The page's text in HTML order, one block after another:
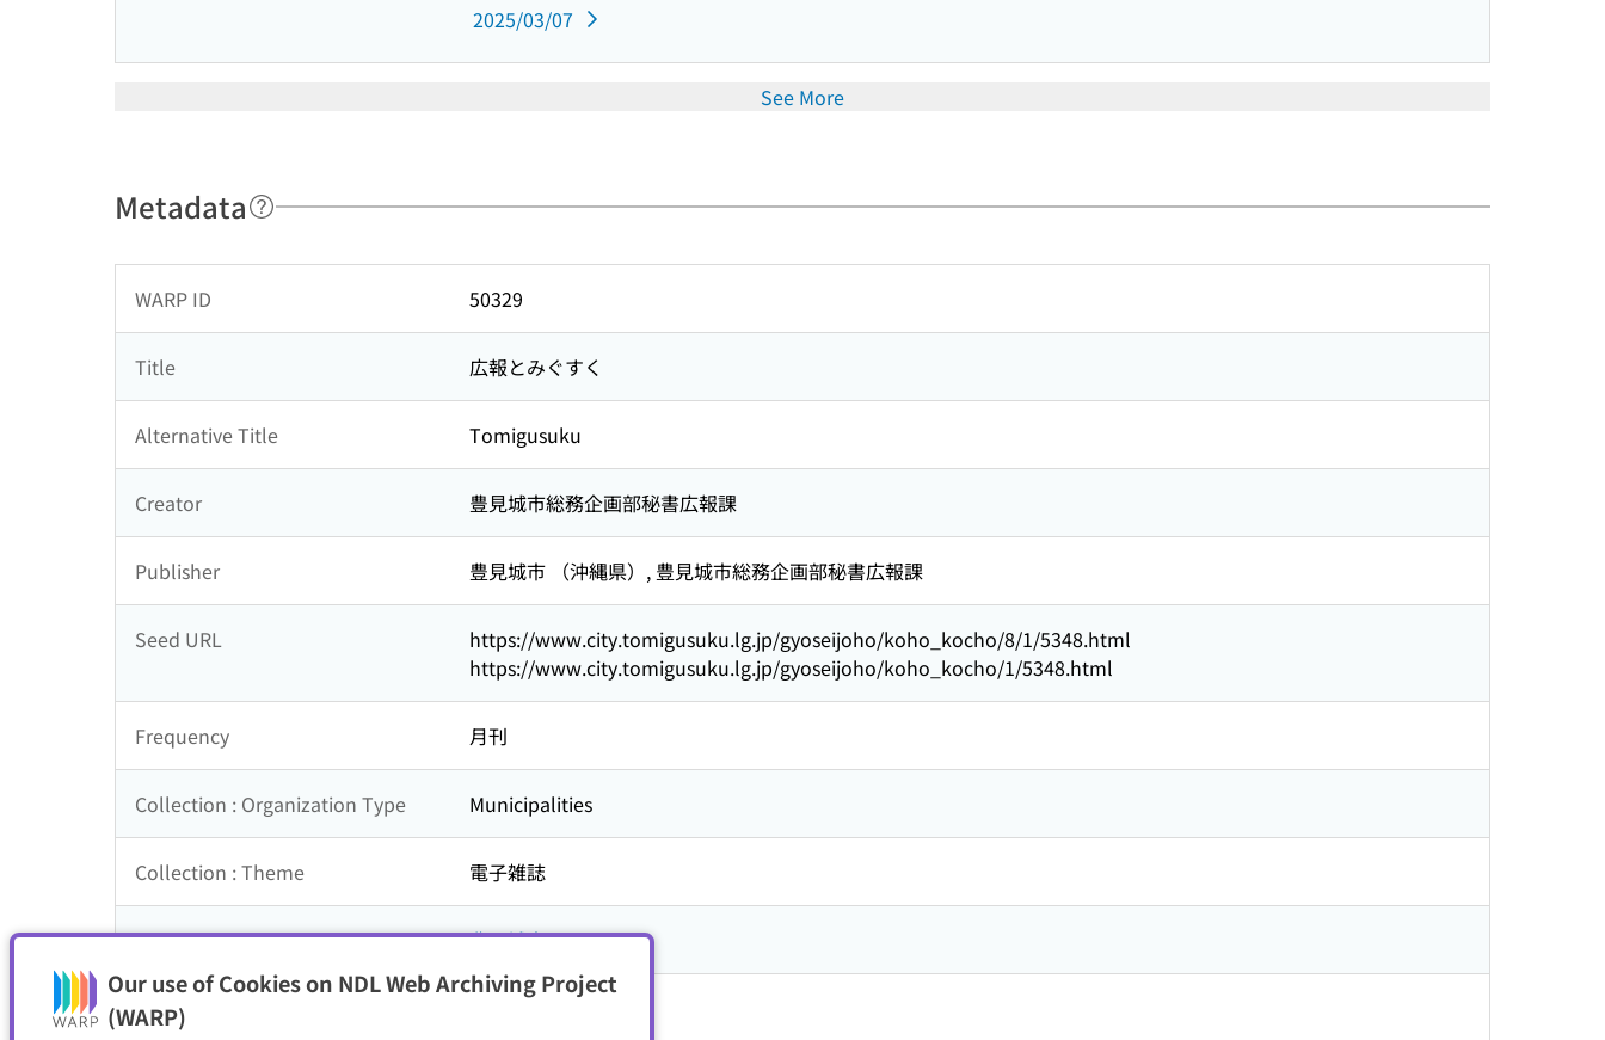
Our use of Cookies on NDL Web Archiving Project
(WARP)
2025/03/07
See More
Metadata
WARP ID 50329
Title 広報とみぐすく
Alternative Title Tomigusuku
Creator 豊見城市総務企画部秘書広報課
Publisher 豊見城市 （沖縄県）, 豊見城市総務企画部秘書広報課
Seed URL
https://www.city.tomigusuku.lg.jp/gyoseijoho/koho_kocho/8/1/5348.html
https://www.city.tomigusuku.lg.jp/gyoseijoho/koho_kocho/1/5348.html
Frequency 月刊
Collection : Organization Type Municipalities
Collection : Theme 電子雑誌
Is part of 豊見城市
Resource Type 電子書籍・電子雑誌